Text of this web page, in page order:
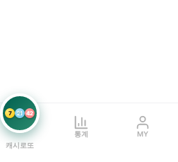
7 21 42
캐시로또
통계 MY